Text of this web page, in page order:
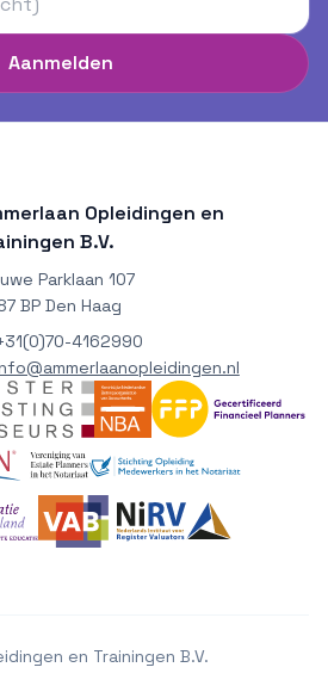
Aanmelden
Opleidingen en
B.V.
Parklaan 107
BP Den Haag
4162990
en Trainingen B.V.